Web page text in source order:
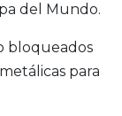
del Mundo.
bloqueados
para